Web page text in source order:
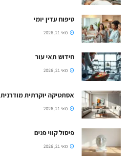
טיפוח עדין יומי
מאי 21, 2026
חידוש תאי עור
מאי 21, 2026
אסתטיקה יוקרתית מודרנית
מאי 21, 2026
פיסול קווי פנים
מאי 21, 2026